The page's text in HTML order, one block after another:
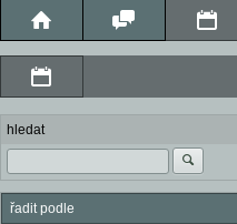
hledat
řadit podle